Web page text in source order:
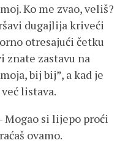
Ko me zvao, veliš?
dugajlija kriveći
otresajući četku
znate zastavu na
bij bij”, a kad je
listava.
Mogao si lijepo proći
ovamo.